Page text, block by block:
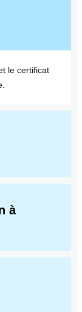
le certificat
à